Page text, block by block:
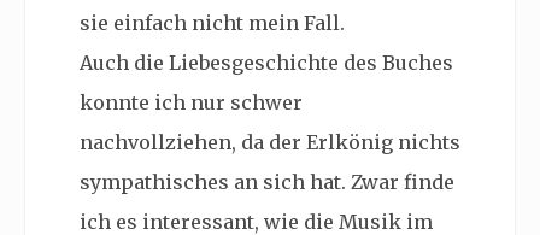
sie einfach nicht mein Fall.
Auch die Liebesgeschichte des Buches
konnte ich nur schwer
nachvollziehen, da der Erlkönig nichts
sympathisches an sich hat. Zwar finde
ich es interessant, wie die Musik im